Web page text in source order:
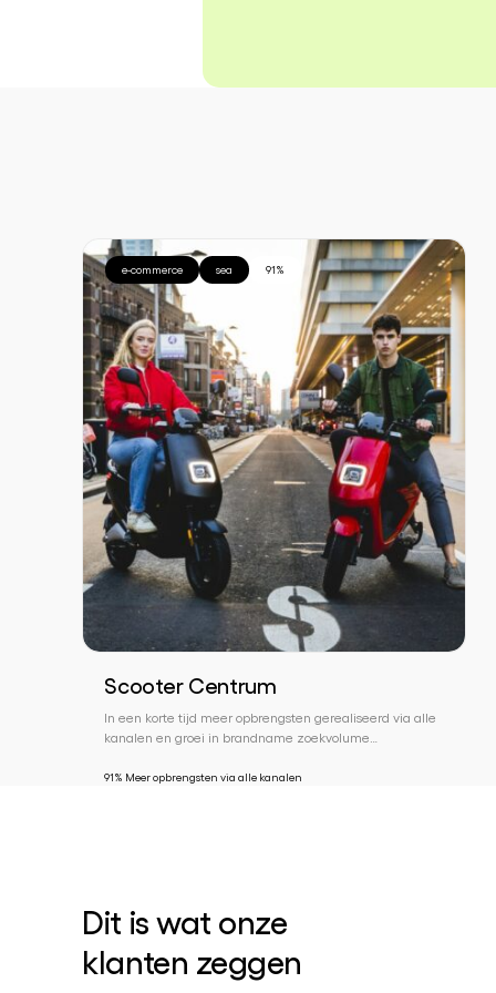
e-commerce sea 91%
Scooter Centrum
In een korte tijd meer opbrengsten gerealiseerd via alle
kanalen en groei in brandname zoekvolume…
91% Meer opbrengsten via alle kanalen
Dit is wat onze
klanten zeggen